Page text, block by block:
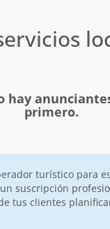
hay
primero.
turístico para
suscripción
tus clientes